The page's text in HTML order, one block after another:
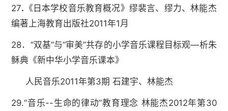
27. 《日本学校音乐教育概况》缪裴言、缪力、林能杰
编著上海教育出版社2011年1月
28．“双基”与“审美”共存的小学音乐课程目标观—析朱
稣典《新中华小学音乐课本》
人民音乐2011年第3期 石建宇、林能杰
29.“音乐--生命的律动”教育理念 林能杰2012年第30